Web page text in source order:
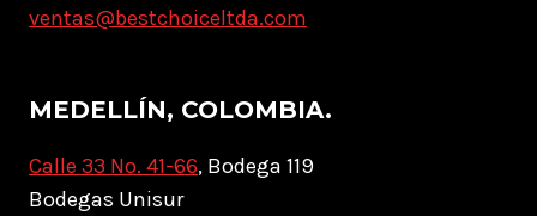
ventas@bestchoiceltda.com
MEDELLÍN, COLOMBIA.
Calle 33 No. 41-66, Bodega 119
Bodegas Unisur